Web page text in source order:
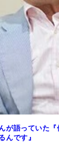
が語っていた
んです』